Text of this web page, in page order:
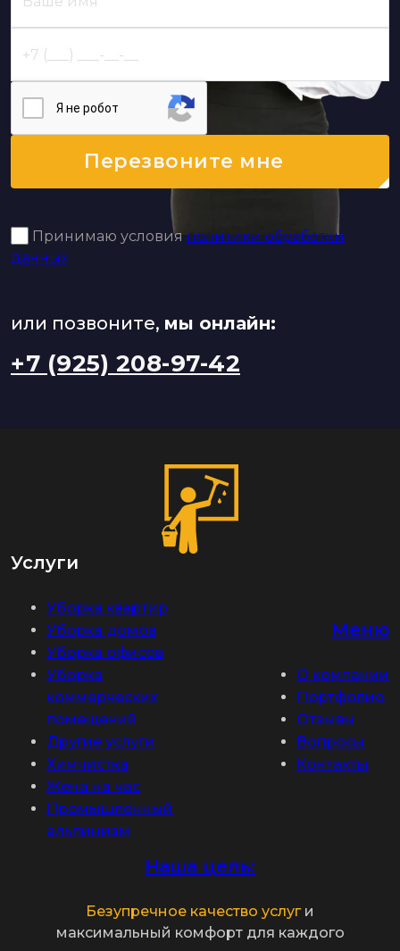
Я нe poбoт
Перезвоните мне
Принимаю условия политики обработки
данных
или позвоните, мы онлайн:
+7 (925) 208-97-42
Услуги
Уборка квартир
Уборка домов
Уборка офисов
Уборка
коммерческих
помещений
Другие услуги
Химчистка
Жена на час
Промышленный
альпинизм
Меню
О компании
Портфолио
Отзывы
Вопросы
Контакты
Наша цель:
Безупречное качество услуг и
максимальный комфорт для каждого